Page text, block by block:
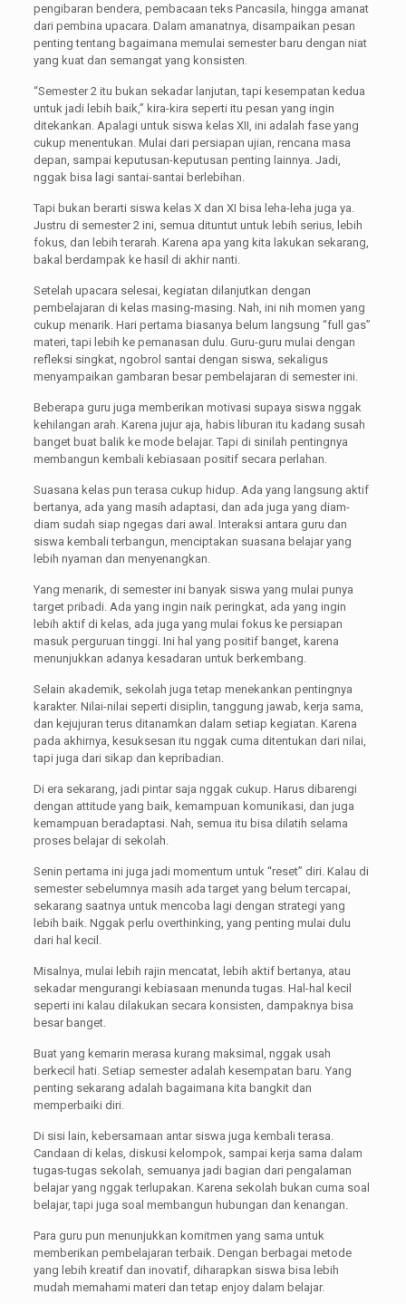
pengibaran bendera, pembacaan teks Pancasila, hingga amanat
dari pembina upacara. Dalam amanatnya, disampaikan pesan
penting tentang bagaimana memulai semester baru dengan niat
yang kuat dan semangat yang konsisten.
“Semester 2 itu bukan sekadar lanjutan, tapi kesempatan kedua
untuk jadi lebih baik,” kira-kira seperti itu pesan yang ingin
ditekankan. Apalagi untuk siswa kelas XII, ini adalah fase yang
cukup menentukan. Mulai dari persiapan ujian, rencana masa
depan, sampai keputusan-keputusan penting lainnya. Jadi,
nggak bisa lagi santai-santai berlebihan.
Tapi bukan berarti siswa kelas X dan XI bisa leha-leha juga ya.
Justru di semester 2 ini, semua dituntut untuk lebih serius, lebih
fokus, dan lebih terarah. Karena apa yang kita lakukan sekarang,
bakal berdampak ke hasil di akhir nanti.
Setelah upacara selesai, kegiatan dilanjutkan dengan
pembelajaran di kelas masing-masing. Nah, ini nih momen yang
cukup menarik. Hari pertama biasanya belum langsung “full gas”
materi, tapi lebih ke pemanasan dulu. Guru-guru mulai dengan
refleksi singkat, ngobrol santai dengan siswa, sekaligus
menyampaikan gambaran besar pembelajaran di semester ini.
Beberapa guru juga memberikan motivasi supaya siswa nggak
kehilangan arah. Karena jujur aja, habis liburan itu kadang susah
banget buat balik ke mode belajar. Tapi di sinilah pentingnya
membangun kembali kebiasaan positif secara perlahan.
Suasana kelas pun terasa cukup hidup. Ada yang langsung aktif
bertanya, ada yang masih adaptasi, dan ada juga yang diam-
diam sudah siap ngegas dari awal. Interaksi antara guru dan
siswa kembali terbangun, menciptakan suasana belajar yang
lebih nyaman dan menyenangkan.
Yang menarik, di semester ini banyak siswa yang mulai punya
target pribadi. Ada yang ingin naik peringkat, ada yang ingin
lebih aktif di kelas, ada juga yang mulai fokus ke persiapan
masuk perguruan tinggi. Ini hal yang positif banget, karena
menunjukkan adanya kesadaran untuk berkembang.
Selain akademik, sekolah juga tetap menekankan pentingnya
karakter. Nilai-nilai seperti disiplin, tanggung jawab, kerja sama,
dan kejujuran terus ditanamkan dalam setiap kegiatan. Karena
pada akhirnya, kesuksesan itu nggak cuma ditentukan dari nilai,
tapi juga dari sikap dan kepribadian.
Di era sekarang, jadi pintar saja nggak cukup. Harus dibarengi
dengan attitude yang baik, kemampuan komunikasi, dan juga
kemampuan beradaptasi. Nah, semua itu bisa dilatih selama
proses belajar di sekolah.
Senin pertama ini juga jadi momentum untuk “reset” diri. Kalau di
semester sebelumnya masih ada target yang belum tercapai,
sekarang saatnya untuk mencoba lagi dengan strategi yang
lebih baik. Nggak perlu overthinking, yang penting mulai dulu
dari hal kecil.
Misalnya, mulai lebih rajin mencatat, lebih aktif bertanya, atau
sekadar mengurangi kebiasaan menunda tugas. Hal-hal kecil
seperti ini kalau dilakukan secara konsisten, dampaknya bisa
besar banget.
Buat yang kemarin merasa kurang maksimal, nggak usah
berkecil hati. Setiap semester adalah kesempatan baru. Yang
penting sekarang adalah bagaimana kita bangkit dan
memperbaiki diri.
Di sisi lain, kebersamaan antar siswa juga kembali terasa.
Candaan di kelas, diskusi kelompok, sampai kerja sama dalam
tugas-tugas sekolah, semuanya jadi bagian dari pengalaman
belajar yang nggak terlupakan. Karena sekolah bukan cuma soal
belajar, tapi juga soal membangun hubungan dan kenangan.
Para guru pun menunjukkan komitmen yang sama untuk
memberikan pembelajaran terbaik. Dengan berbagai metode
yang lebih kreatif dan inovatif, diharapkan siswa bisa lebih
mudah memahami materi dan tetap enjoy dalam belajar.